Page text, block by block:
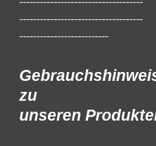
------------------------------------
------------------------------------
--------------------------
zu
unseren